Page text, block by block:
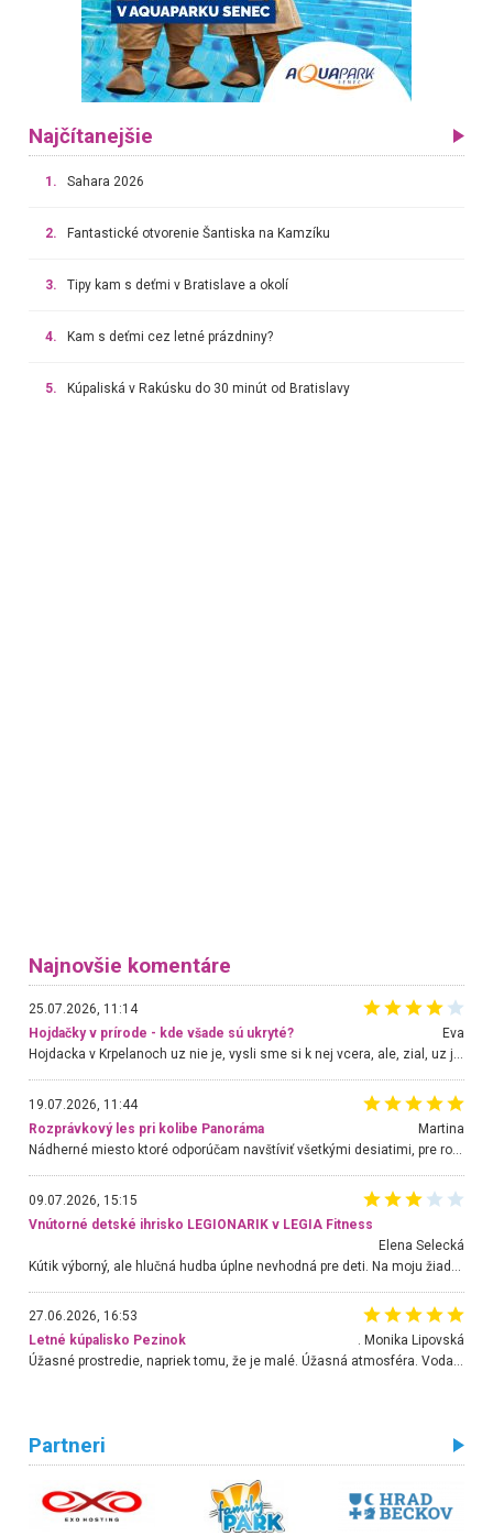
Najčítanejšie
1. Sahara 2026
2. Fantastické otvorenie Šantiska na Kamzíku
3. Tipy kam s deťmi v Bratislave a okolí
4. Kam s deťmi cez letné prázdniny?
5. Kúpaliská v Rakúsku do 30 minút od Bratislavy
Najnovšie komentáre
25.07.2026, 11:14
Hojdačky v prírode - kde všade sú ukryté?
Eva
Hojdacka v Krpelanoch uz nie je, vysli sme si k nej vcera, ale, zial, uz je znicena. Ak sem planujete cestu len kvoli hojdacke, mozete si ju usetrit. Krasny vyhlad je tu vsak aj bez hojdacky :-)
19.07.2026, 11:44
Rozprávkový les pri kolibe Panoráma
Martina
Nádherné miesto ktoré odporúčam navštíviť všetkými desiatimi, pre rodiny s deťmi, dôchodcom... Proste a jednoducho ozaj rozprávkový les.. určite ešte prídeme. Odniesli sme si na pamiatku krásne tričká,
09.07.2026, 15:15
Vnútorné detské ihrisko LEGIONARIK v LEGIA Fitness
Elena Selecká
27.06.2026, 16:53
Letné kúpalisko Pezinok
. Monika Lipovská
Úžasné prostredie, napriek tomu, že je malé. Úžasná atmosféra. Voda fantastická a nádherná. Ľudí je pomerne veľa, ale su mili a ohľaduplní. Je veľmi zaujímavé sledovať, ako dokážu spolu športovať cudzí ľudia a bez ohľadu na vek. Vládne tu pohoda. Vnuka neviem dostať z vody. Ďakujem za krásny deň . Urcite sa sem vrátim. Jediný problém je s parkovaním, ale aj ten sa mi podarilo vyriešiť. Monika Bratislava
Partneri